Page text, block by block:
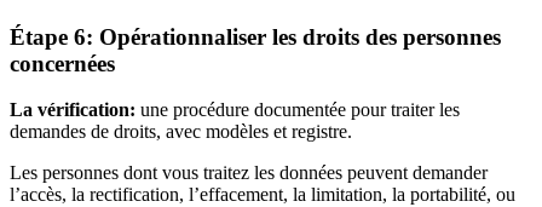
Étape 6: Opérationnaliser les droits des personnes
concernées
La vérification: une procédure documentée pour traiter les
demandes de droits, avec modèles et registre.
Les personnes dont vous traitez les données peuvent demander
l’accès, la rectification, l’effacement, la limitation, la portabilité, ou